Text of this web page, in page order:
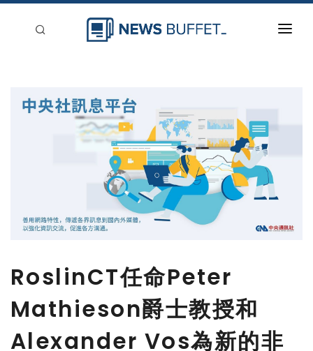
RoslinCT任命Peter
Mathieson爵士教授和
Alexander Vos為新的非